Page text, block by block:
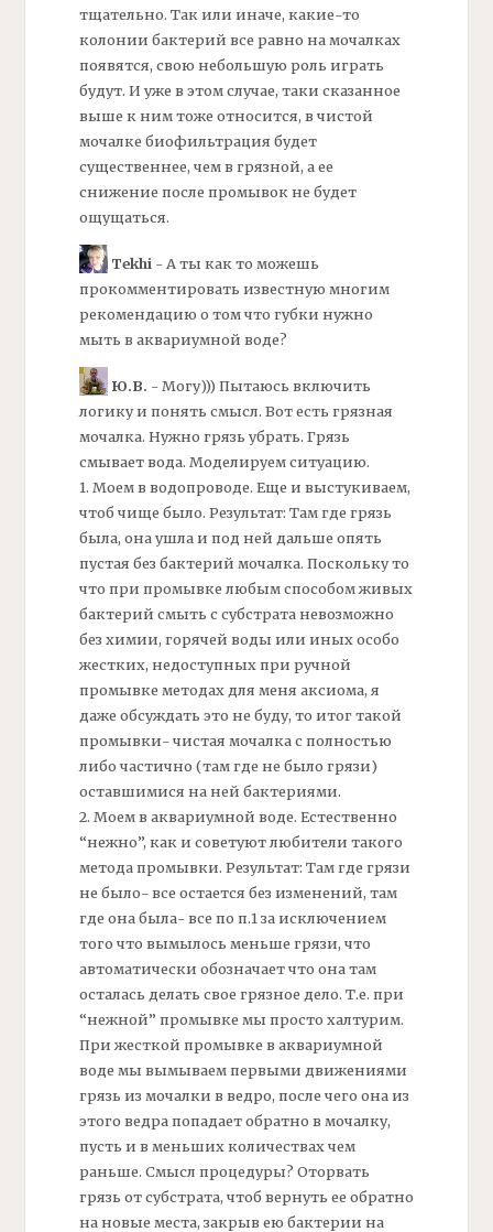
тщательно. Так или иначе, какие-то
колонии бактерий все равно на мочалках
появятся, свою небольшую роль играть
будут. И уже в этом случае, таки сказанное
выше к ним тоже относится, в чистой
мочалке биофильтрация будет
существеннее, чем в грязной, а ее
снижение после промывок не будет
ощущаться.
Tekhi- А ты как то можешь
прокомментировать известную многим
рекомендацию о том что губки нужно
мыть в аквариумной воде?
Ю.В. - Могу))) Пытаюсь включить
логику и понять смысл. Вот есть грязная
мочалка. Нужно грязь убрать. Грязь
смывает вода. Моделируем ситуацию.
1. Моем в водопроводе. Еще и выстукиваем,
чтоб чище было. Результат: Там где грязь
была, она ушла и под ней дальше опять
пустая без бактерий мочалка. Поскольку то
что при промывке любым способом живых
бактерий смыть с субстрата невозможно
без химии, горячей воды или иных особо
жестких, недоступных при ручной
промывке методах для меня аксиома, я
даже обсуждать это не буду, то итог такой
промывки- чистая мочалка с полностью
либо частично (там где не было грязи)
оставшимися на ней бактериями.
2. Моем в аквариумной воде. Естественно
“нежно”, как и советуют любители такого
метода промывки. Результат: Там где грязи
не было- все остается без изменений, там
где она была- все по п.1 за исключением
того что вымылось меньше грязи, что
автоматически обозначает что она там
осталась делать свое грязное дело. Т.е. при
“нежной” промывке мы просто халтурим.
При жесткой промывке в аквариумной
воде мы вымываем первыми движениями
грязь из мочалки в ведро, после чего она из
этого ведра попадает обратно в мочалку,
пусть и в меньших количествах чем
раньше. Смысл процедуры? Оторвать
грязь от субстрата, чтоб вернуть ее обратно
на новые места, закрыв ею бактерии на